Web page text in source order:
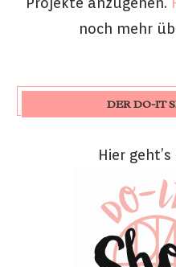
noch mehr
DER DO-IT
Hier